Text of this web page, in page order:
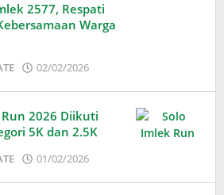
2577, Respati
Warga
02/02/2026
2026 Diikuti
5K dan 2.5K
01/02/2026
Wardani